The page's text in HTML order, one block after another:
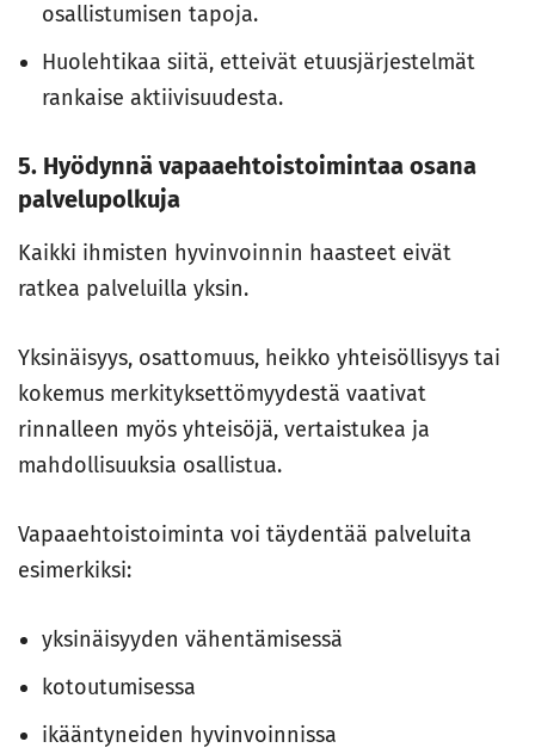
osallistumisen tapoja.
Huolehtikaa siitä, etteivät etuusjärjestelmät
rankaise aktiivisuudesta.
5. Hyödynnä vapaaehtoistoimintaa osana
palvelupolkuja
Kaikki ihmisten hyvinvoinnin haasteet eivät
ratkea palveluilla yksin.
Yksinäisyys, osattomuus, heikko yhteisöllisyys tai
kokemus merkityksettömyydestä vaativat
rinnalleen myös yhteisöjä, vertaistukea ja
mahdollisuuksia osallistua.
Vapaaehtoistoiminta voi täydentää palveluita
esimerkiksi:
yksinäisyyden vähentämisessä
kotoutumisessa
ikääntyneiden hyvinvoinnissa